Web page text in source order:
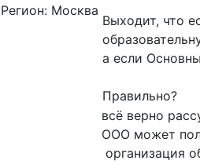
Регион: Москва
Выходит, что
а если
Правильно?
всё верно
ООО может
организация